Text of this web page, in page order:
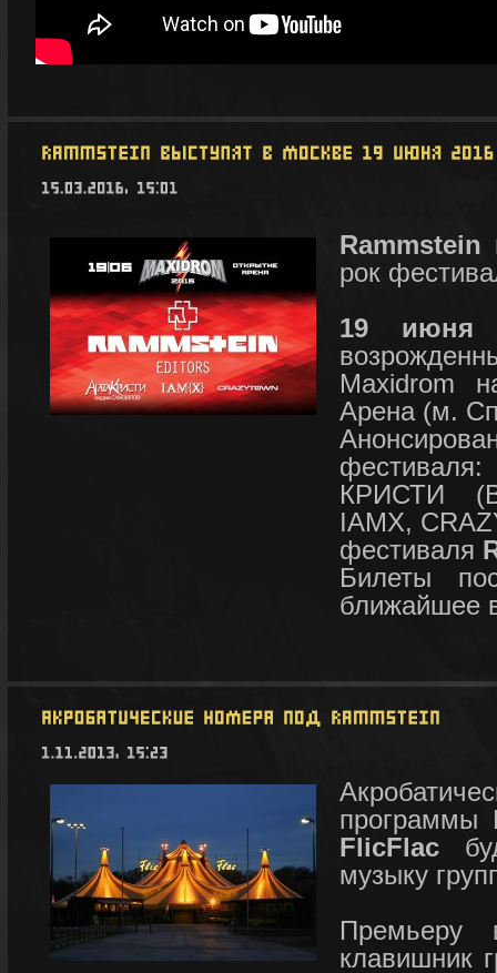
Rammstein
рок
19 июня
Maxidrom
Арена (м.
КРИСТИ
IAMX,
фестиваля
Билеты
ближайшее
программы
FlicFlac
музыку
Премьеру
клавишник